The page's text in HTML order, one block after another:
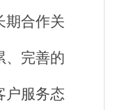
期合作关
、完善的
户服务态